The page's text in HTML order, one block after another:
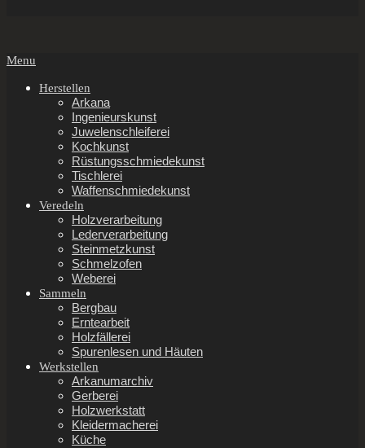
Secondary
Menu
Menu
Herstellen
Arkana
Ingenieurskunst
Juwelenschleiferei
Kochkunst
Rüstungsschmiedekunst
Tischlerei
Waffenschmiedekunst
Veredeln
Holzverarbeitung
Lederverarbeitung
Steinmetzkunst
Schmelzofen
Weberei
Sammeln
Bergbau
Erntearbeit
Holzfällerei
Spurenlesen und Häuten
Werkstellen
Arkanumarchiv
Gerberei
Holzwerkstatt
Kleidermacherei
Küche